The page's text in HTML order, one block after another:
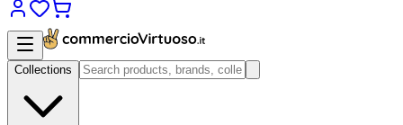
Collections